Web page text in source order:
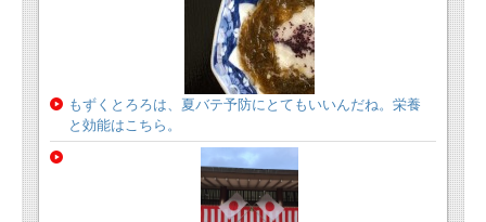
もずくとろろは、夏バテ予防にとてもいいんだね。栄養
と効能はこちら。